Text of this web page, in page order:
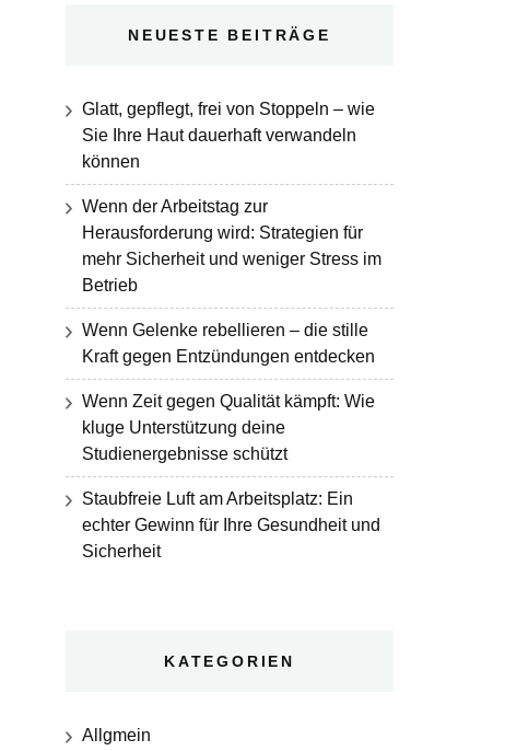
NEUESTE BEITRÄGE
Glatt, gepflegt, frei von Stoppeln – wie
Sie Ihre Haut dauerhaft verwandeln
können
Wenn der Arbeitstag zur
Herausforderung wird: Strategien für
mehr Sicherheit und weniger Stress im
Betrieb
Wenn Gelenke rebellieren – die stille
Kraft gegen Entzündungen entdecken
Wenn Zeit gegen Qualität kämpft: Wie
kluge Unterstützung deine
Studienergebnisse schützt
Staubfreie Luft am Arbeitsplatz: Ein
echter Gewinn für Ihre Gesundheit und
Sicherheit
KATEGORIEN
Allgmein